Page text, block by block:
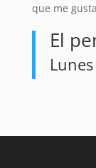
que me
El